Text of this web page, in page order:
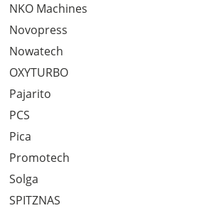
NKO Machines
Novopress
Nowatech
OXYTURBO
Pajarito
PCS
Pica
Promotech
Solga
SPITZNAS